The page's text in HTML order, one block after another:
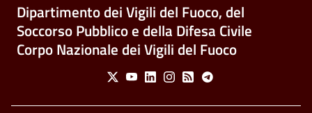
Dipartimento dei Vigili del Fuoco, del
Soccorso Pubblico e della Difesa Civile
Corpo Nazionale dei Vigili del Fuoco
Social Menu
X YoutubeLinkedinInstagram
Feed Telegram